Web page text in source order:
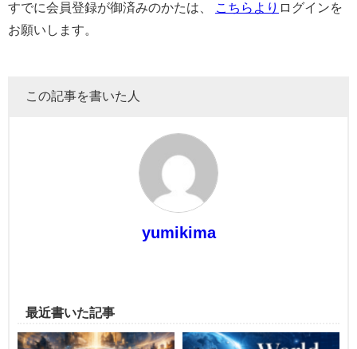
すでに会員登録が御済みのかたは、 こちらより ログインを
お願いします。
この記事を書いた人
yumikima
最近書いた記事